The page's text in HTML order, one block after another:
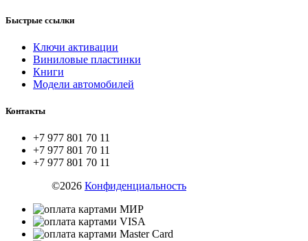
Быстрые ссылки
Ключи активации
Виниловые пластинки
Книги
Модели автомобилей
Контакты
+7 977 801 70 11
+7 977 801 70 11
+7 977 801 70 11
©2026 Конфиденциальность